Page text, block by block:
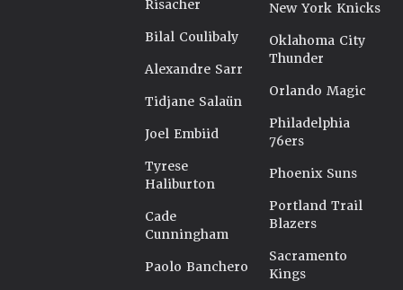
Risacher
Bilal Coulibaly
Alexandre Sarr
Tidjane Salaün
Joel Embiid
Tyrese
Haliburton
Cade
Cunningham
Paolo Banchero
New York Knicks
Oklahoma City
Thunder
Orlando Magic
Philadelphia
76ers
Phoenix Suns
Portland Trail
Blazers
Sacramento
Kings